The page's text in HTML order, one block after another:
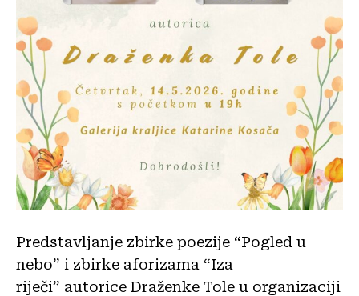
Predstavljanje zbirke poezije “Pogled u
nebo” i zbirke aforizama “Iza
riječi” autorice Draženke Tole u organizaciji